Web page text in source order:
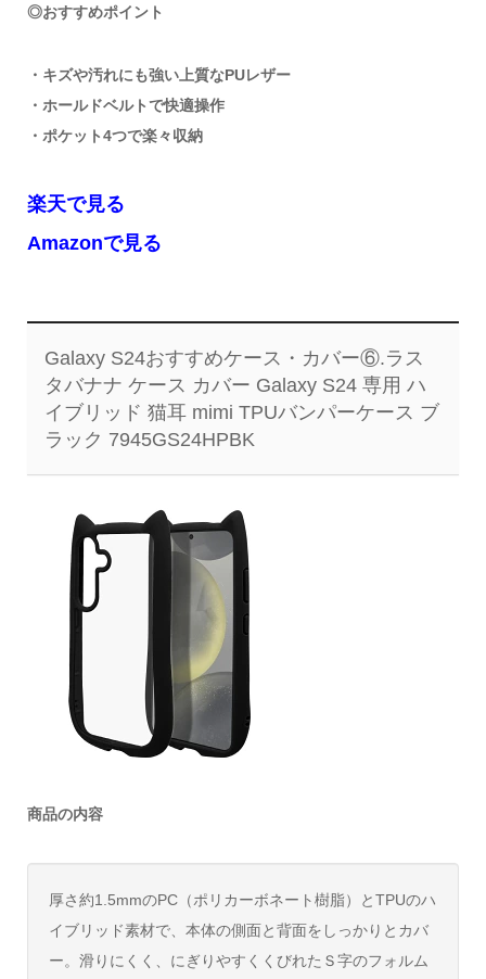
◎おすすめポイント
・キズや汚れにも強い上質なPUレザー
・ホールドベルトで快適操作
・ポケット4つで楽々収納
楽天で見る
Amazonで見る
Galaxy S24おすすめケース・カバー⑥.ラス
タバナナ ケース カバー Galaxy S24 専用 ハ
イブリッド 猫耳 mimi TPUバンパーケース ブ
ラック 7945GS24HPBK
商品の内容
厚さ約1.5mmのPC（ポリカーボネート樹脂）とTPUのハ
イブリッド素材で、本体の側面と背面をしっかりとカバ
ー。滑りにくく、にぎりやすくくびれたＳ字のフォルム